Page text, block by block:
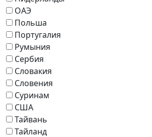
ОАЭ
Польша
Португалия
Румыния
Сербия
Словакия
Словения
Суринам
США
Тайвань
Тайланд